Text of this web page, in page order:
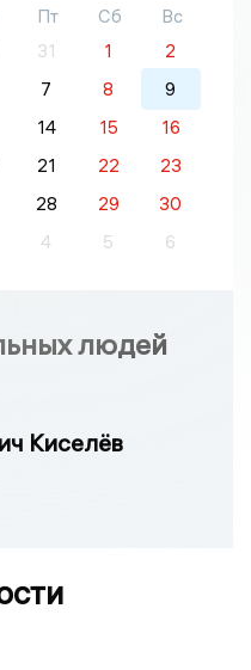
Пт Сб
Вс
31 1
2
7 8
9
14 15
16
21 22
23
28 29
30
4 5 6
людей
Киселёв